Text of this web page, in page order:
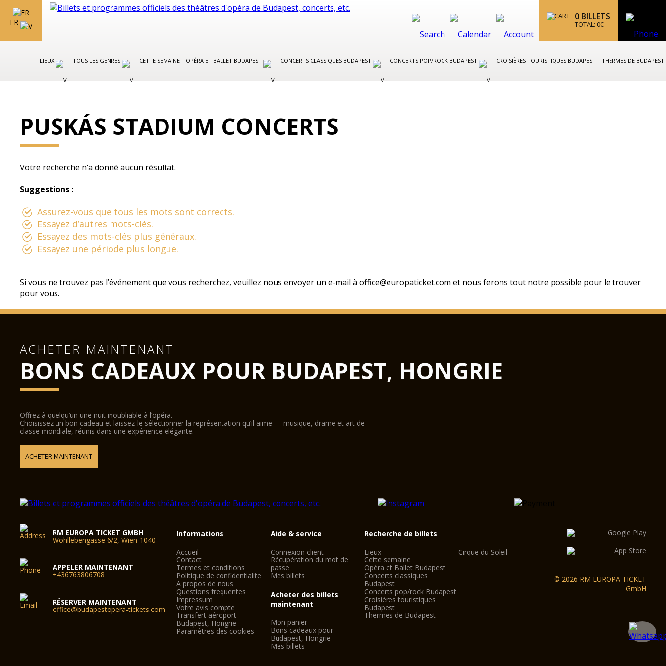
FR
0 BILLETS
TOTAL: 0€
LIEUX TOUS LES GENRES CETTE SEMAINE OPÉRA ET BALLET BUDAPEST CONCERTS CLASSIQUES BUDAPEST CONCERTS POP/ROCK BUDAPEST CROISIÈRES TOURISTIQUES BUDAPEST THERMES DE BUDAPEST
PUSKÁS STADIUM CONCERTS
Votre recherche n’a donné aucun résultat.
Suggestions :
Assurez-vous que tous les mots sont corrects.
Essayez d’autres mots-clés.
Essayez des mots-clés plus généraux.
Essayez une période plus longue.
Si vous ne trouvez pas l’événement que vous recherchez, veuillez nous envoyer un e-mail àoffice@europaticket.com et nous ferons tout notre possible pour le trouver
pour vous.
ACHETER MAINTENANT
BONS CADEAUX POUR BUDAPEST, HONGRIE
Offrez à quelqu’un une nuit inoubliable à l’opéra.
Choisissez un bon cadeau et laissez-le sélectionner la représentation qu’il aime — musique, drame et art de
classe mondiale, réunis dans une expérience élégante.
ACHETER MAINTENANT
RM EUROPA TICKET GMBH
Wohllebengasse 6/2, Wien-1040
APPELER MAINTENANT
+436763806708
RÉSERVER MAINTENANT
office@budapestopera-tickets.com
Informations
Accueil
Contact
Termes et conditions
Politique de confidentialite
A propos de nous
Questions frequentes
Impressum
Votre avis compte
Transfert aéroport
Budapest, Hongrie
Paramètres des cookies
Aide & service
Connexion client
Récupération du mot de
passe
Mes billets
Acheter des billets
maintenant
Mon panier
Bons cadeaux pour
Budapest, Hongrie
Mes billets
Recherche de billets
Lieux
Cette semaine
Opéra et Ballet Budapest
Concerts classiques
Budapest
Concerts pop/rock Budapest
Croisières touristiques
Budapest
Thermes de Budapest
Cirque du Soleil
© 2026 RM EUROPA TICKET
GmbH